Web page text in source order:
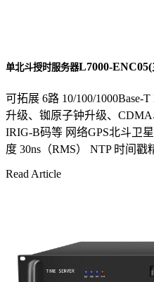
单北斗授时服务器L7000-
可拓展 6路 10/100/1000Base-
升级、铷原子钟升级、CDMA
IRIG-B码等 网络GPS北斗卫
度 30ns（RMS） NTP 时间戳
Read Article